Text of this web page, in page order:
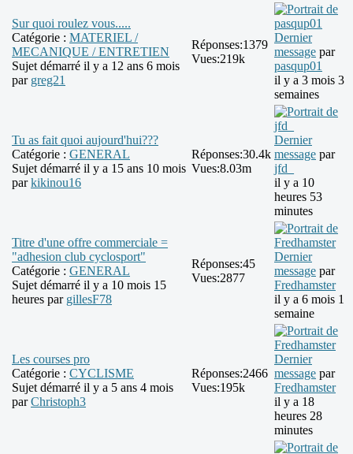
Sur quoi roulez vous.....
Catégorie : MATERIEL /
MECANIQUE / ENTRETIEN
Sujet démarré il y a 12 ans 6 mois
par greg21
Réponses:1379
Vues:219k
Dernier
message par
pasqup01
il y a 3 mois 3
semaines
Tu as fait quoi aujourd'hui???
Catégorie : GENERAL
Sujet démarré il y a 15 ans 10 mois
parkikinou16
Réponses:30.4k
Vues:8.03m
Dernier
message par
jfd_
il y a 10
heures 53
minutes
Titre d'une offre commerciale =
"adhesion club cyclosport"
Catégorie : GENERAL
Sujet démarré il y a 10 mois 15
heures par gillesF78
Réponses:45
Vues:2877
Dernier
message par
Fredhamster
il y a 6 mois 1
semaine
Les courses pro
Catégorie : CYCLISME
Sujet démarré il y a 5 ans 4 mois
parChristoph3
Réponses:2466
Vues:195k
Dernier
message par
Fredhamster
il y a 18
heures 28
minutes